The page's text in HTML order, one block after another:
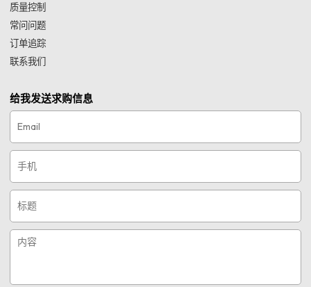
质量控制
常问问题
订单追踪
联系我们
给我发送求购信息